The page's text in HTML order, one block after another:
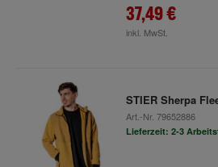
37,49 €
inkl. MwSt.
STIER Sherpa
Art.-Nr. 79652886
Lieferzeit: 2-3